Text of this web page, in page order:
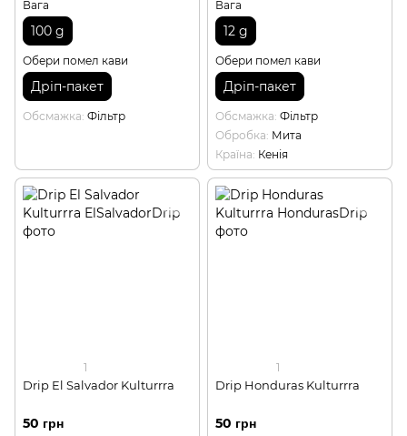
Вага
100 g
Обери помел кави
Дріп-пакет
Обсмажка Фільтр
Вага
12 g
Обери помел кави
Дріп-пакет
Обсмажка Фільтр
Обробка Мита
Країна Кенія
1
Drip El Salvador Kulturrra
50 грн
1
Drip Honduras Kulturrra
50 грн